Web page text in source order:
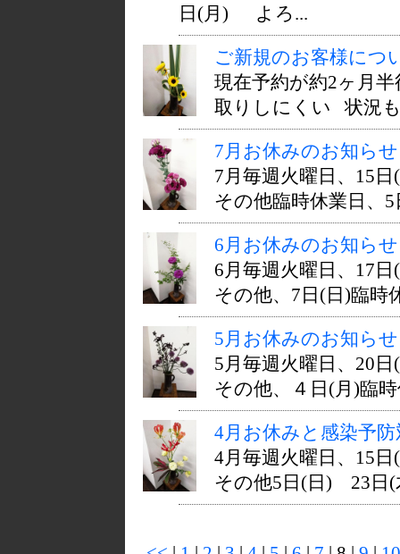
日(月) よろ...
ご新規のお客様につ
現在予約が約2ヶ月
取りしにくい 状況
7月お休みのお知らせ
7月毎週火曜日、15
その他臨時休業日、
6月お休みのお知らせ
6月毎週火曜日、17
その他、7日(日)臨時
5月お休みのお知らせ
5月毎週火曜日、20
その他、４日(月)臨
4月お休みと感染予
4月毎週火曜日、15
その他5日(日) 23日(